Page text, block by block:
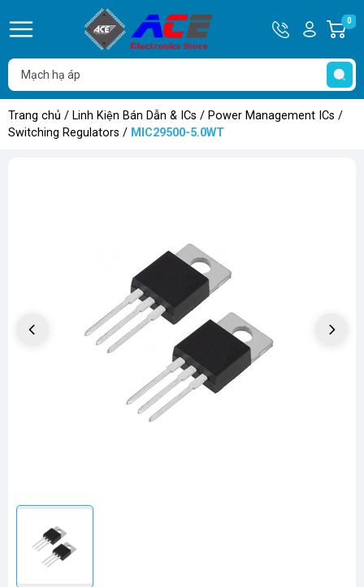
Hotline
0932
762514
Tài
khoản
Hello,
Khách
0
Trang chủ / Linh Kiện Bán Dẫn & ICs / Power Management ICs /
Switching Regulators / MIC29500-5.0WT